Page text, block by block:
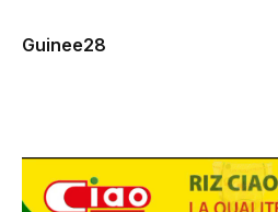
Guinee28